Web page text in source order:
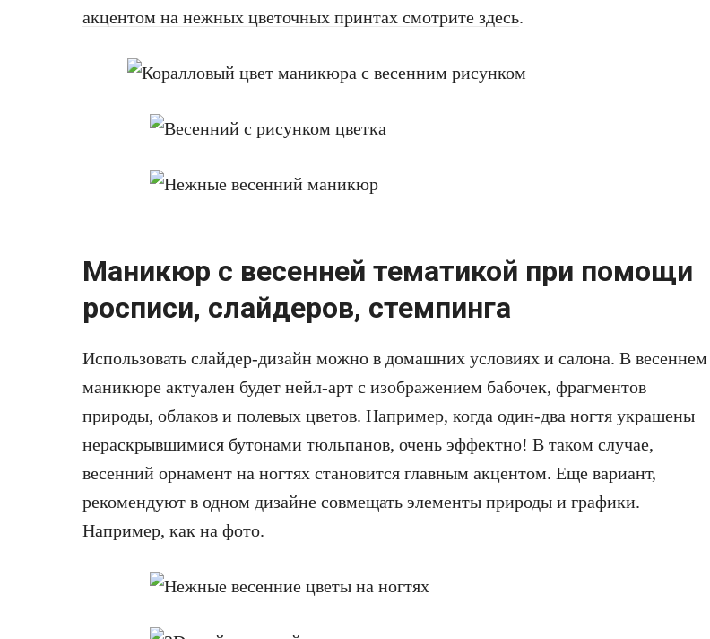
акцентом на нежных цветочных принтах смотрите здесь.
Маникюр с весенней тематикой при помощи
росписи, слайдеров, стемпинга
Использовать слайдер-дизайн можно в домашних условиях и салона. В весеннем
маникюре актуален будет нейл-арт с изображением бабочек, фрагментов
природы, облаков и полевых цветов. Например, когда один-два ногтя украшены
нераскрывшимися бутонами тюльпанов, очень эффектно! В таком случае,
весенний орнамент на ногтях становится главным акцентом. Еще вариант,
рекомендуют в одном дизайне совмещать элементы природы и графики.
Например, как на фото.